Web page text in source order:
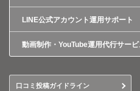
LINE公式アカウント運用サポート
動画制作・YouTube運用代行サー
口コミ投稿ガイドライン